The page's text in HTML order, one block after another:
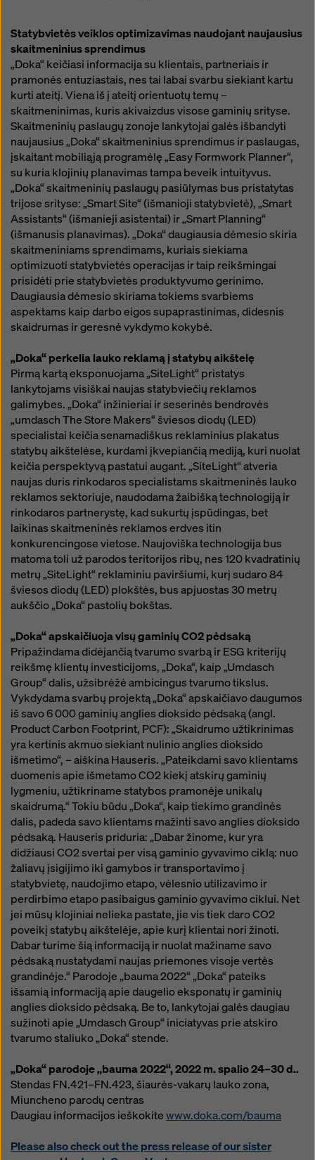
Statybvietės veiklos optimizavimas naudojant naujausius
skaitmeninius sprendimus
„Doka“ keičiasi informacija su klientais, partneriais ir
pramonės entuziastais, nes tai labai svarbu siekiant kartu
kurti ateitį. Viena iš į ateitį orientuotų temų –
skaitmeninimas, kuris akivaizdus visose gaminių srityse.
Skaitmeninių paslaugų zonoje lankytojai galės išbandyti
naujausius „Doka“ skaitmeninius sprendimus ir paslaugas,
įskaitant mobiliąją programėlę „Easy Formwork Planner“,
su kuria klojinių planavimas tampa beveik intuityvus.
„Doka“ skaitmeninių paslaugų pasiūlymas bus pristatytas
trijose srityse: „Smart Site“ (išmanioji statybvietė), „Smart
Assistants“ (išmanieji asistentai) ir „Smart Planning“
(išmanusis planavimas). „Doka“ daugiausia dėmesio skiria
skaitmeniniams sprendimams, kuriais siekiama
optimizuoti statybvietės operacijas ir taip reikšmingai
prisidėti prie statybvietės produktyvumo gerinimo.
Daugiausia dėmesio skiriama tokiems svarbiems
aspektams kaip darbo eigos supaprastinimas, didesnis
skaidrumas ir geresnė vykdymo kokybė.
„Doka“ perkelia lauko reklamą į statybų aikštelę
Pirmą kartą eksponuojama „SiteLight“ pristatys
lankytojams visiškai naujas statybviečių reklamos
galimybes. „Doka“ inžinieriai ir seserinės bendrovės
„umdasch The Store Makers“ šviesos diodų (LED)
specialistai keičia senamadiškus reklaminius plakatus
statybų aikštelėse, kurdami įkvepiančią mediją, kuri nuolat
keičia perspektyvą pastatui augant. „SiteLight“ atveria
naujas duris rinkodaros specialistams skaitmeninės lauko
reklamos sektoriuje, naudodama žaibišką technologiją ir
rinkodaros partnerystę, kad sukurtų įspūdingas, bet
laikinas skaitmeninės reklamos erdves itin
konkurencingose vietose. Naujoviška technologija bus
matoma toli už parodos teritorijos ribų, nes 120 kvadratinių
metrų „SiteLight“ reklaminiu paviršiumi, kurį sudaro 84
šviesos diodų (LED) plokštės, bus apjuostas 30 metrų
aukščio „Doka“ pastolių bokštas.
„Doka“ apskaičiuoja visų gaminių CO2 pėdsaką
Pripažindama didėjančią tvarumo svarbą ir ESG kriterijų
reikšmę klientų investicijoms, „Doka“, kaip „Umdasch
Group“ dalis, užsibrėžė ambicingus tvarumo tikslus.
Vykdydama svarbų projektą „Doka“ apskaičiavo daugumos
iš savo 6 000 gaminių anglies dioksido pėdsaką (angl.
Product Carbon Footprint, PCF): „Skaidrumo užtikrinimas
yra kertinis akmuo siekiant nulinio anglies dioksido
išmetimo“, – aiškina Hauseris. „Pateikdami savo klientams
duomenis apie išmetamo CO2 kiekį atskirų gaminių
lygmeniu, užtikriname statybos pramonėje unikalų
skaidrumą.“ Tokiu būdu „Doka“, kaip tiekimo grandinės
dalis, padeda savo klientams mažinti savo anglies dioksido
pėdsaką. Hauseris priduria: „Dabar žinome, kur yra
didžiausi CO2 svertai per visą gaminio gyvavimo ciklą: nuo
žaliavų įsigijimo iki gamybos ir transportavimo į
statybvietę, naudojimo etapo, vėlesnio utilizavimo ir
perdirbimo etapo pasibaigus gaminio gyvavimo ciklui. Net
jei mūsų klojiniai nelieka pastate, jie vis tiek daro CO2
poveikį statybų aikštelėje, apie kurį klientai nori žinoti.
Dabar turime šią informaciją ir nuolat mažiname savo
pėdsaką nustatydami naujas priemones visoje vertės
grandinėje.“ Parodoje „bauma 2022“ „Doka“ pateiks
išsamią informaciją apie daugelio eksponatų ir gaminių
anglies dioksido pėdsaką. Be to, lankytojai galės daugiau
sužinoti apie „Umdasch Group“ iniciatyvas prie atskiro
tvarumo staliuko „Doka“ stende.
„Doka“ parodoje „bauma 2022“, 2022 m. spalio 24–30 d..
Stendas FN.421–FN.423, šiaurės-vakarų lauko zona,
Miuncheno parodų centras
Daugiau informacijos ieškokitewww.doka.com/bauma
Please also check out the press release of our sister